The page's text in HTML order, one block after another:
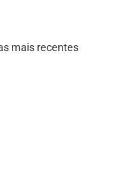
mais recentes